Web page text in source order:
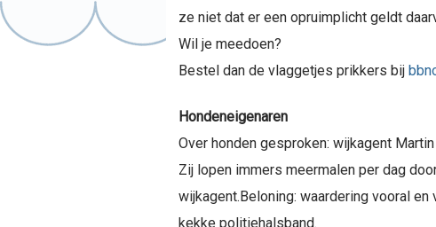
ze niet dat er een opruimplicht geldt
Wil je meedoen?
Bestel dan de vlaggetjes prikkers bij
Hondeneigenaren
Over honden gesproken: wijkagent
Zij lopen immers meermalen per dag
wijkagent.Beloning: waardering vooral en
kekke politiehalsband.